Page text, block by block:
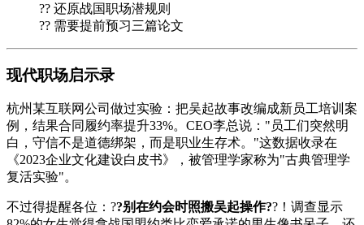
?? 还原战国职场潜规则
?? 需要提前预习三篇论文
现代职场启示录
杭州某互联网公司做过实验：把吴起故事改编成新员工培训案
例，结果合同履约率提升33%。CEO李总说："员工们突然明
白，守信不是道德绑架，而是职业生存术。"这数据收录在
《2023企业文化建设白皮书》，被管理学家称为"古典管理学
复活实验"。
不过得提醒各位：??别在约会时照搬吴起操作??！调查显示